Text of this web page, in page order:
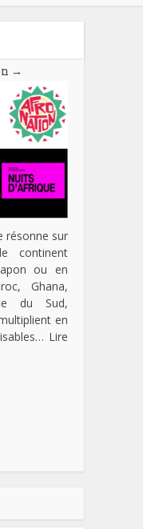
→
résonne sur
continent
ou en
Ghana,
du Sud,
en
Lire